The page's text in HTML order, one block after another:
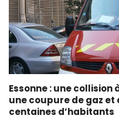
Essonne : une
une coupure de gaz
centaines d’habitants